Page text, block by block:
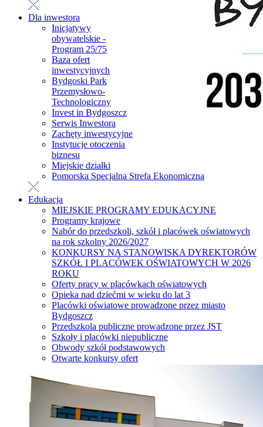
Dla inwestora
Inicjatywy
obywatelskie -
Program 25/75
Baza ofert
inwestycyjnych
Bydgoski Park
Przemysłowo-
Technologiczny
Invest in Bydgoszcz
Serwis Inwestora
Zachęty inwestycyjne
Instytucje otoczenia
biznesu
Miejskie działki
Pomorska Specjalna Strefa Ekonomiczna
Edukacja
MIEJSKIE PROGRAMY EDUKACYJNE
Programy krajowe
Nabór do przedszkoli, szkół i placówek oświatowych
na rok szkolny 2026/2027
KONKURSY NA STANOWISKA DYREKTORÓW
SZKÓŁ I PLACÓWEK OŚWIATOWYCH W 2026
ROKU
Oferty pracy w placówkach oświatowych
Opieka nad dziećmi w wieku do lat 3
Placówki oświatowe prowadzone przez miasto
Bydgoszcz
Przedszkola publiczne prowadzone przez JST
Szkoły i placówki niepubliczne
Obwody szkół podstawowych
Otwarte konkursy ofert